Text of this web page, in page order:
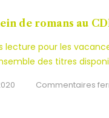
de romans au
lecture pour les
des titres
Commentaires